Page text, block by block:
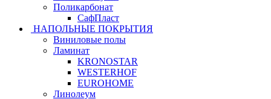
Поликарбонат
СафПласт
НАПОЛЬНЫЕ ПОКРЫТИЯ
Виниловые полы
Ламинат
KRONOSTAR
WESTERHOF
EUROHOME
Линолеум